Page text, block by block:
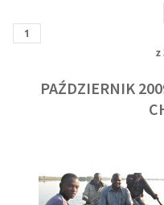
z
PAŹDZIERNIK